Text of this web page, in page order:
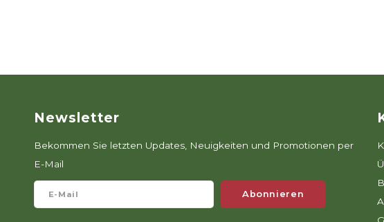
Newsletter
Bekommen Sie letzten Updates, Neuigkeiten und Promotionen per
E-Mail
Abonnieren